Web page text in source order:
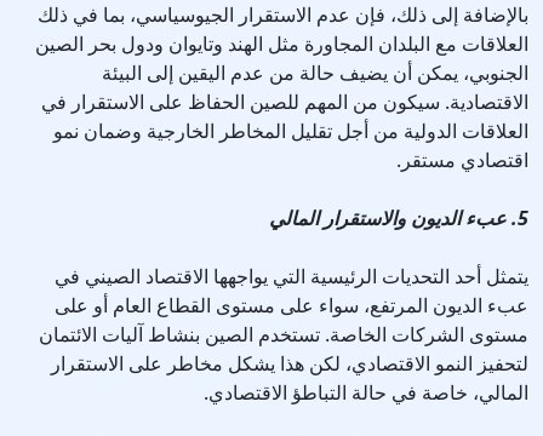
بالإضافة إلى ذلك، فإن عدم الاستقرار الجيوسياسي، بما في ذلك
العلاقات مع البلدان المجاورة مثل الهند وتايوان ودول بحر الصين
الجنوبي، يمكن أن يضيف حالة من عدم اليقين إلى البيئة
الاقتصادية. سيكون من المهم للصين الحفاظ على الاستقرار في
العلاقات الدولية من أجل تقليل المخاطر الخارجية وضمان نمو
اقتصادي مستقر.
5. عبء الديون والاستقرار المالي
يتمثل أحد التحديات الرئيسية التي يواجهها الاقتصاد الصيني في
عبء الديون المرتفع، سواء على مستوى القطاع العام أو على
مستوى الشركات الخاصة. تستخدم الصين بنشاط آليات الائتمان
لتحفيز النمو الاقتصادي، لكن هذا يشكل مخاطر على الاستقرار
المالي، خاصة في حالة التباطؤ الاقتصادي.